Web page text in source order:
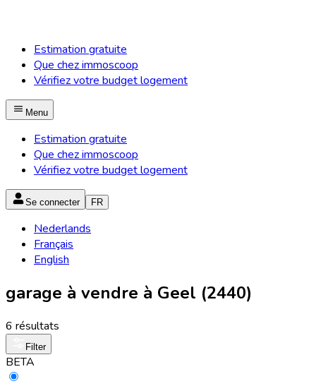
Estimation gratuite
Que chez immoscoop
Vérifiez votre budget logement
Menu
Estimation gratuite
Que chez immoscoop
Vérifiez votre budget logement
Se connecter FR
Nederlands
Français
English
garage à vendre à Geel (2440)
6 résultats
Filter
BETA